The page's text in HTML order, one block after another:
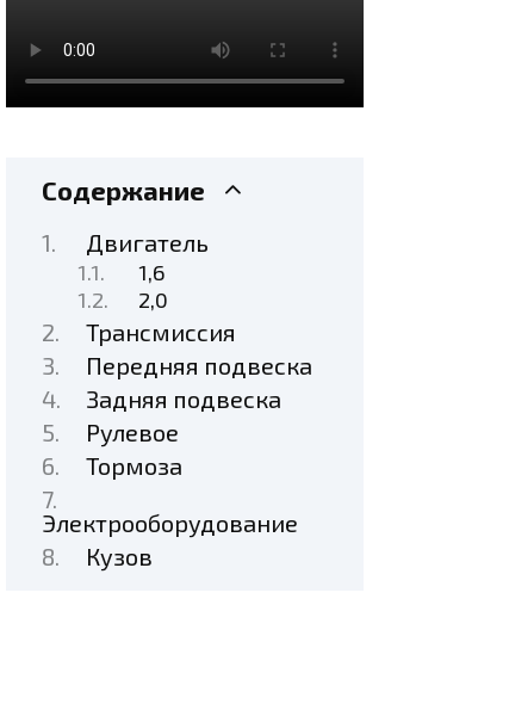
Содержание
Двигатель
1,6
2,0
Трансмиссия
Передняя подвеска
Задняя подвеска
Рулевое
Тормоза
Электрооборудование
Кузов